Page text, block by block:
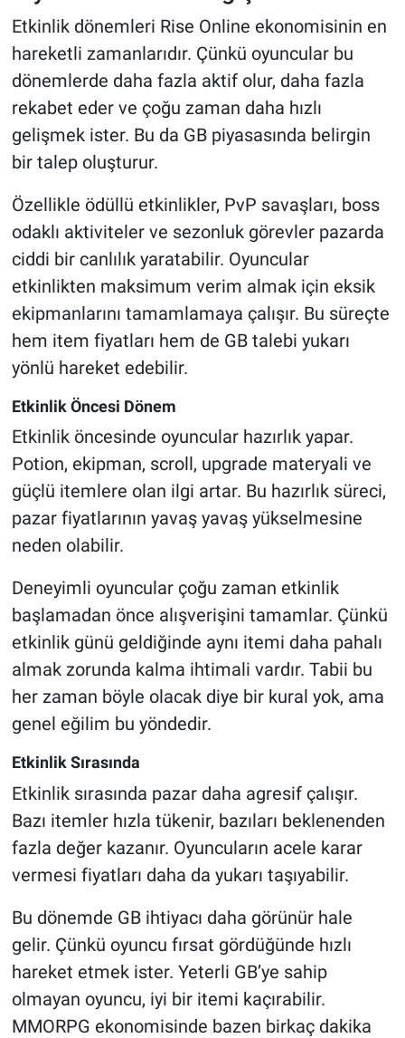
Etkinlik dönemleri Rise Online ekonomisinin en
hareketli zamanlarıdır. Çünkü oyuncular bu
dönemlerde daha fazla aktif olur, daha fazla
rekabet eder ve çoğu zaman daha hızlı
gelişmek ister. Bu da GB piyasasında belirgin
bir talep oluşturur.
Özellikle ödüllü etkinlikler, PvP savaşları, boss
odaklı aktiviteler ve sezonluk görevler pazarda
ciddi bir canlılık yaratabilir. Oyuncular
etkinlikten maksimum verim almak için eksik
ekipmanlarını tamamlamaya çalışır. Bu süreçte
hem item fiyatları hem de GB talebi yukarı
yönlü hareket edebilir.
Etkinlik Öncesi Dönem
Etkinlik öncesinde oyuncular hazırlık yapar.
Potion, ekipman, scroll, upgrade materyali ve
güçlü itemlere olan ilgi artar. Bu hazırlık süreci,
pazar fiyatlarının yavaş yavaş yükselmesine
neden olabilir.
Deneyimli oyuncular çoğu zaman etkinlik
başlamadan önce alışverişini tamamlar. Çünkü
etkinlik günü geldiğinde aynı itemi daha pahalı
almak zorunda kalma ihtimali vardır. Tabii bu
her zaman böyle olacak diye bir kural yok, ama
genel eğilim bu yöndedir.
Etkinlik Sırasında
Etkinlik sırasında pazar daha agresif çalışır.
Bazı itemler hızla tükenir, bazıları beklenenden
fazla değer kazanır. Oyuncuların acele karar
vermesi fiyatları daha da yukarı taşıyabilir.
Bu dönemde GB ihtiyacı daha görünür hale
gelir. Çünkü oyuncu fırsat gördüğünde hızlı
hareket etmek ister. Yeterli GB’ye sahip
olmayan oyuncu, iyi bir itemi kaçırabilir.
MMORPG ekonomisinde bazen birkaç dakika